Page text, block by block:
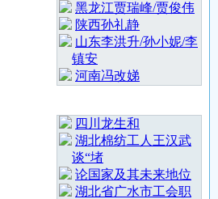
黑龙江贾瑞峰/贾俊伟
陕西孙礼静
山东李洪升/孙小妮/李
镇安
河南冯改娣
四川龙生和
湖北棉纺工人王汉武
谈“堵
论国家及其未来地位
湖北省广水市工会职